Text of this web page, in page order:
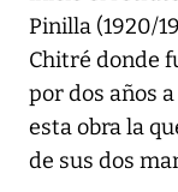
Pinilla (1920/
Chitré donde
por dos años
esta obra la
de sus dos